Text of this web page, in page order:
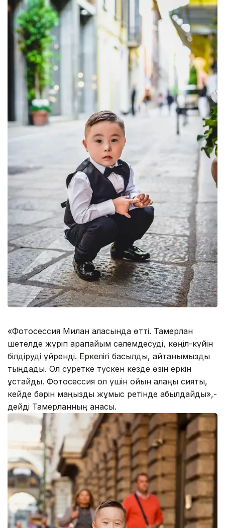
«Фотосессия Милан қаласында өтті. Тамерлан
шетелде жүріп қарапайым сәлемдесуді, көңіл-күйін
білдіруді үйренді. Еркелігі басылды, айтқанымызды
тыңдады. Ол суретке түскен кезде өзін еркін
ұстайды. Фотосессия ол үшін ойын алаңы сияқты,
кейде бәрін маңызды жұмыс ретінде қабылдайды»,-
дейді Тамерланның анасы.